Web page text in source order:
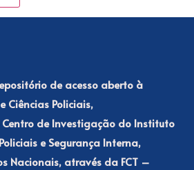
de acesso aberto à
Ciências Policiais,
de Investigação do Instituto
e Segurança Interna,
Nacionais, através da FCT –